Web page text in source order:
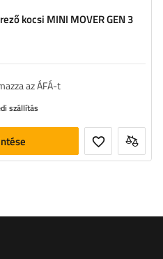
kocsi MINI MOVER GEN 3
az ÁFÁ-t
szállítás